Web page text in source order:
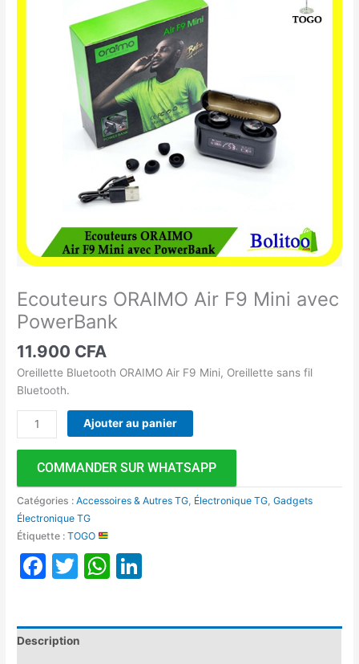
Ecouteurs ORAIMO Air F9 Mini avec
PowerBank
11.900 CFA
Oreillette Bluetooth ORAIMO Air F9 Mini, Oreillette sans fil
Bluetooth.
Ajouter au panier
COMMANDER SUR WHATSAPP
Catégories :Accessoires & Autres TG Électronique TG ,Gadgets
Électronique TG
Étiquette :TOGO
Facebook
TwitterWhatsApp
Description